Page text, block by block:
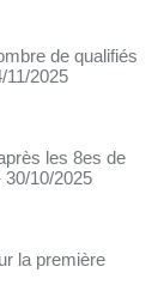
de qualifiés
11/2025
les 8es de
30/10/2025
la première